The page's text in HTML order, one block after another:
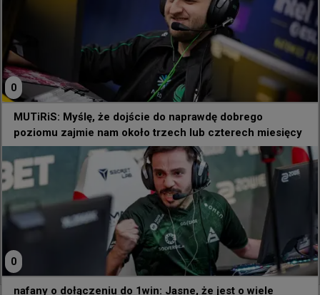
Myślę, że dojście do naprawdę dobrego
poziomu zajmie nam około trzech lub
czterech miesięcy. Musieliśmy skupić się na
sześciu mapach, a to naprawdę trudne. Wiem, że
ja, story i jerkz graliśmy już ze sobą przez długi
czas w przeszłości, ale doświadczenia, które
zdobyliśmy, ukształtowały u nas inne sposoby
myślenia i odmienne nawyki.
Wydaje mi się, że czasami tak naprawdę dopiero
się poznajemy. Tak czy inaczej, uważam, że za
cztery do sześciu miesięcy osiągniemy poziom,
na którym – jak sądzę – będziemy znacznie lepsi.
Christopher "MUTiRiS" Fernandes
0
MUTiRiS: Myślę, że dojście do naprawdę dobrego
poziomu zajmie nam około trzech lub czterech miesięcy
0
nafany o dołączeniu do 1win: Jasne, że jest o wiele